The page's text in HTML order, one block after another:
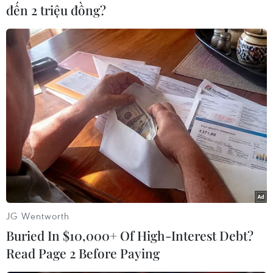
chứng tỏ sự quan tâm của hãng công nghệ nổi
tiếng này trong việc khuyến khích sự sáng tạo
của giới trẻ Việt Nam nói chung và với việc đọc
tin bằng nhạc rap nói riêng.
đến 2 triệu đồng?
JG Wentworth
Buried In $10,000+ Of High-Interest Debt?
Read Page 2 Before Paying